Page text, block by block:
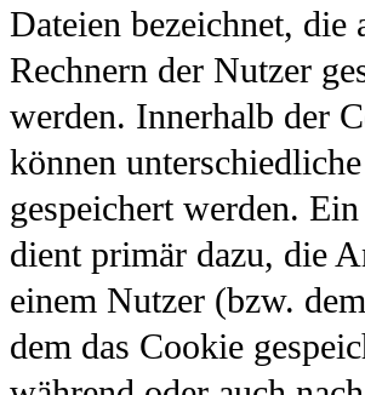
Dateien bezeichnet, die
Rechnern der Nutzer
werden. Innerhalb der
können
gespeichert werden.
dient primär dazu, die
einem Nutzer (bzw.
dem das Cookie